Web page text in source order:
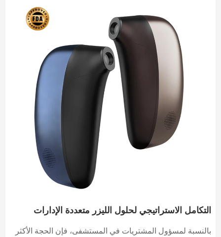
التكامل الاستراتيجي لحلول الليزر متعددة الإدارات
بالنسبة لمسؤول المشتريات في المستشفى، فإن الحجة الأكثر